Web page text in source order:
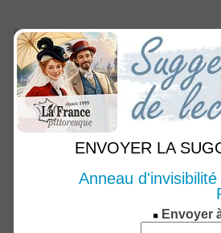
ENVOYER LA
Anneau
Envoyer